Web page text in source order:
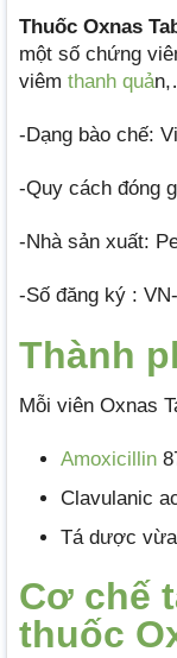
Thuốc Oxnas
một số chứng
viêm thanh quả
-Dạng bào chế:
-Quy cách đóng
-Nhà sản xuất:
-Số đăng ký :
Thành
Mỗi viên Oxnas
Amoxicillin
Clavulanic
Tá dược
Cơ chế
thuốc